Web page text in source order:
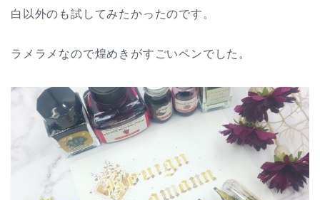
白以外のも試してみたかったのです。
ラメラメなので煌めきがすごいペンでした。